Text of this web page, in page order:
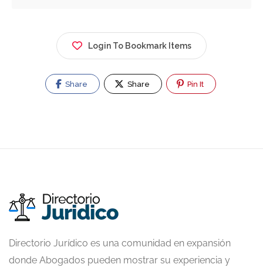
Login To Bookmark Items
Share Share Pin It
Directorio Jurídico es una comunidad en expansión
donde Abogados pueden mostrar su experiencia y